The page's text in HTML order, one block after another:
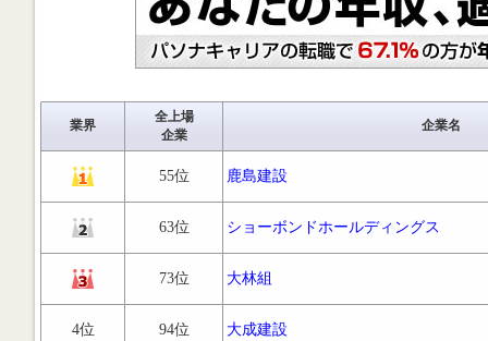
業界
全上場
企業
企業名
55位 鹿島建設
63位 ショーボンドホールディングス
73位 大林組
4位 94位 大成建設